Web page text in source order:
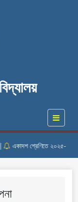
একাদশ শ্রেণিতে ২০২৫- ২০২৬